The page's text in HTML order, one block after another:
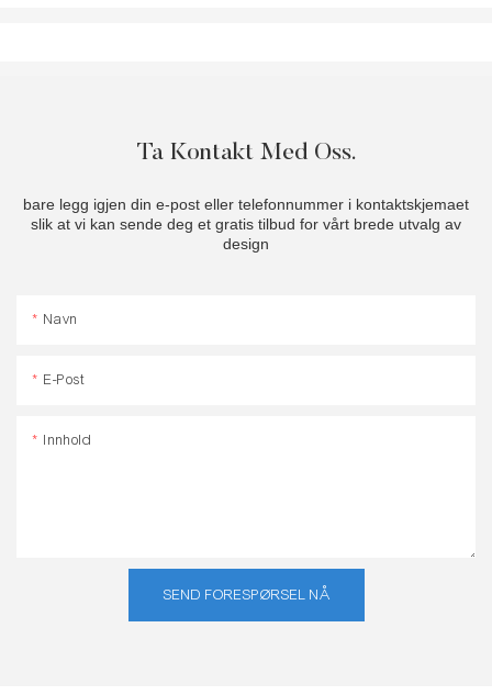
Ta Kontakt Med Oss.
bare legg igjen din e-post eller telefonnummer i kontaktskjemaet
slik at vi kan sende deg et gratis tilbud for vårt brede utvalg av
design
Navn
E-Post
Innhold
SEND FORESPØRSEL NÅ